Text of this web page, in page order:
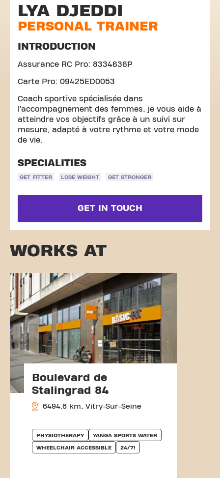
LYA DJEDDI
PERSONAL TRAINER
INTRODUCTION
Assurance RC Pro: 8334636P
Carte Pro: 09425ED0053
Coach sportive spécialisée dans
l’accompagnement des femmes, je vous aide à
atteindre vos objectifs grâce à un suivi sur
mesure, adapté à votre rythme et votre mode
de vie.
SPECIALITIES
GET FITTER LOSE WEIGHT GET STRONGER
GET IN TOUCH
WORKS AT
Boulevard de
Stalingrad 84
6494.6 km, Vitry-Sur-Seine
PHYSIOTHERAPY YANGA SPORTS WATER
WHEELCHAIR ACCESSIBLE 24/7!